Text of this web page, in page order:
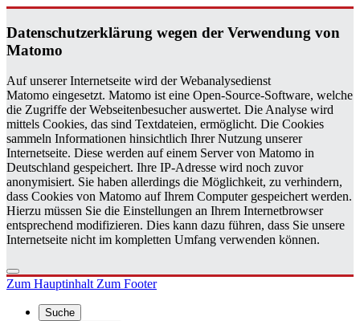
Da­ten­schutz­er­klä­rung wegen der Ver­wen­dung von
Ma­to­mo
Auf unserer Internetseite wird der Webanalysedienst
Matomo eingesetzt. Matomo ist eine Open-Source-Software, welche
die Zugriffe der Webseitenbesucher auswertet. Die Analyse wird
mittels Cookies, das sind Textdateien, ermöglicht. Die Cookies
sammeln Informationen hinsichtlich Ihrer Nutzung unserer
Internetseite. Diese werden auf einem Server von Matomo in
Deutschland gespeichert. Ihre IP-Adresse wird noch zuvor
anonymisiert. Sie haben allerdings die Möglichkeit, zu verhindern,
dass Cookies von Matomo auf Ihrem Computer gespeichert werden.
Hierzu müssen Sie die Einstellungen an Ihrem Internetbrowser
entsprechend modifizieren. Dies kann dazu führen, dass Sie unsere
Internetseite nicht im kompletten Umfang verwenden können.
Zum HauptinhaltZum Footer
Suche